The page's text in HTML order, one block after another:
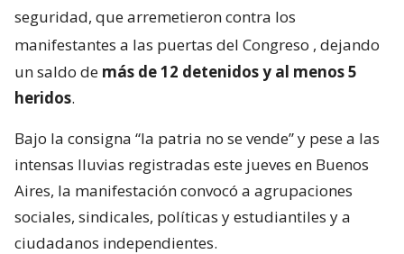
seguridad, que arremetieron contra los
manifestantes a las puertas del Congreso , dejando
un saldo de más de 12 detenidos y al menos 5
heridos.
Bajo la consigna “la patria no se vende” y pese a las
intensas lluvias registradas este jueves en Buenos
Aires, la manifestación convocó a agrupaciones
sociales, sindicales, políticas y estudiantiles y a
ciudadanos independientes.